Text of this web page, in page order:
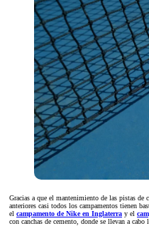
Gracias a que el mantenimiento de las pistas de
anteriores casi todos los campamentos tienen
el campamento de Nike en Inglaterra y el
con canchas de cemento, donde se llevan a